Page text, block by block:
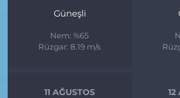
Güneşli
Nem: %65
Rüzgar: 8.19 m/s
11 AĞUSTOS
12